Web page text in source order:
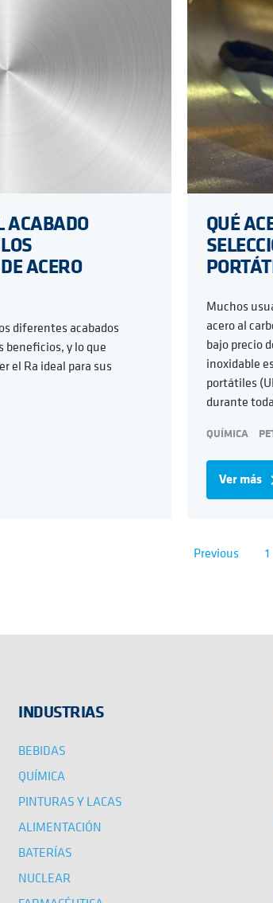
ACABADO
ACERO
diferentes acabados
beneficios, y lo que
el Ra ideal para sus
QUÉ
Muchos
acero al
bajo precio
inoxidable
portátiles
durante
QUÍMICA
Ver más
Previous 1
INDUSTRIAS
BEBIDAS
QUÍMICA
PINTURAS Y LACAS
ALIMENTACIÓN
BATERÍAS
NUCLEAR